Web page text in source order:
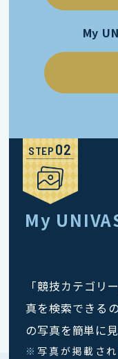
My
STEP
My
「競技カテゴリ
真を検索できる
の写真を簡単に
※ 写真が掲載され